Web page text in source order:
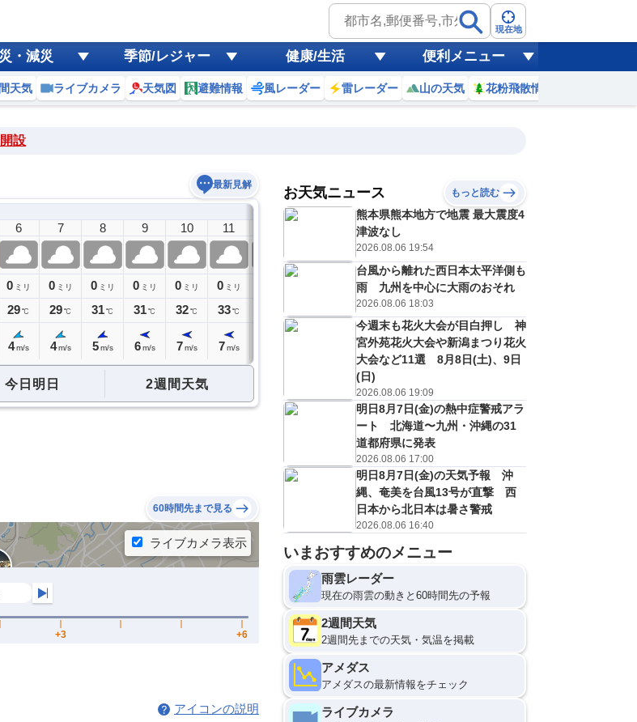
現在地
・減災 季節/レジャー 健康/生活 便利メニュー
天気 ライブカメラ 天気図 避難情報 風レーダー 雷レーダー 山の天気 花粉飛散情報
設
最新見解
6
0 ミリ
29℃
4 m/s
7
0 ミリ
29℃
4 m/s
8
0 ミリ
31℃
5 m/s
9
0 ミリ
31℃
6 m/s
10
0 ミリ
32℃
7 m/s
11
0 ミリ
33℃
7 m/s
14
ミリ
34
m/s
15
0 ミリ
34
7m/s
0ミリ
33
7 m/s
0ミリ
7m/s
0
6 m/s
今日明日 2週間天気
60時間先まで見る
アイコンの説明
お天気ニュース もっと読む
熊本県熊本地方で地震 最大震度4
津波なし
2026.08.06 19:54
台風から離れた西日本太平洋側も
雨 九州を中心に大雨のおそれ
2026.08.06 18:03
今週末も花火大会が目白押し 神
宮外苑花火大会や新潟まつり花火
大会など11選 8月8日(土)、9日
(日)
2026.08.06 19:09
明日8月7日(金)の熱中症警戒アラ
ート 北海道〜九州・沖縄の31
道都府県に発表
2026.08.06 17:00
明日8月7日(金)の天気予報 沖
縄、奄美を台風13号が直撃 西
日本から北日本は暑さ警戒
2026.08.06 16:40
いまおすすめのメニュー
雨雲レーダー
現在の雨雲の動きと60時間先の予報
2週間天気
2週間先までの天気・気温を掲載
アメダス
アメダスの最新情報をチェック
ライブカメラ